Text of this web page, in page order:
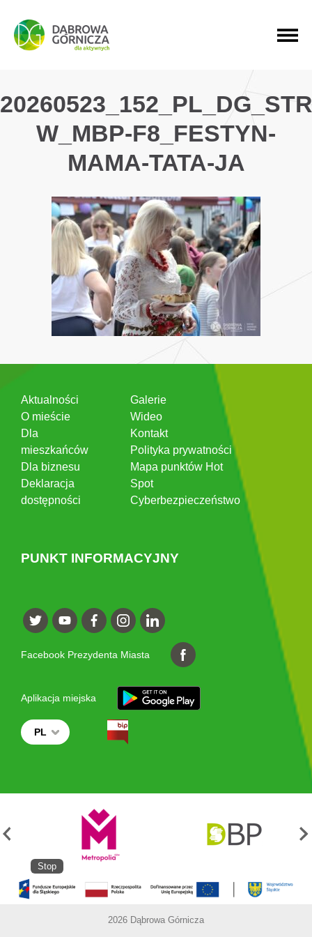
PRZEJDŹ DO MENU GŁÓWNEGO
PRZEJDŹ DO WYSZUKIWARKI
PRZEJDŹ DO TREŚCI
W_MBP-F8_FESTYN-
MAMA-TATA-JA
Aktualności
O mieście
Dla
mieszkańców
Dla biznesu
Deklaracja
dostępności
Galerie
Wideo
Kontakt
Polityka prywatności
Mapa punktów Hot
Spot
Cyberbezpieczeństwo
PUNKT INFORMACYJNY
Facebook Prezydenta Miasta
Aplikacja miejska
PL
Stop
2026 Dąbrowa Górnicza